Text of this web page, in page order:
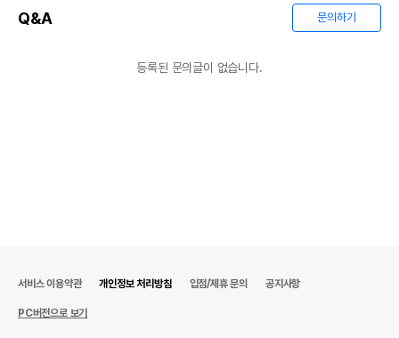
Q&A 문의하기
등록된 문의글이 없습니다.
서비스 이용약관 개인정보 처리방침 입점/제휴 문의 공지사항
PC버전으로 보기